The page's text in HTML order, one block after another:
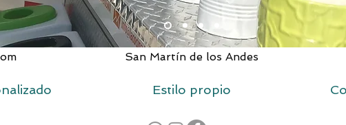
San Martín de los Andes
Estilo propio